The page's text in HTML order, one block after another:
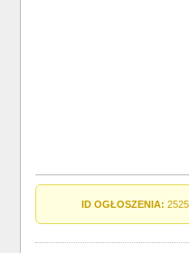
ID OGŁOSZENIA: